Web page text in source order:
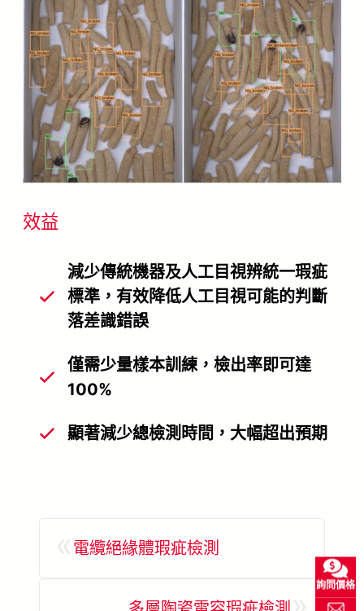
效益
減少傳統機器及人工目視辨統一瑕疵
標準，有效降低人工目視可能的判斷
落差識錯誤
僅需少量樣本訓練，檢出率即可達
100%
顯著減少總檢測時間，大幅超出預期
電纜絕緣體瑕疵檢測
詢問價格